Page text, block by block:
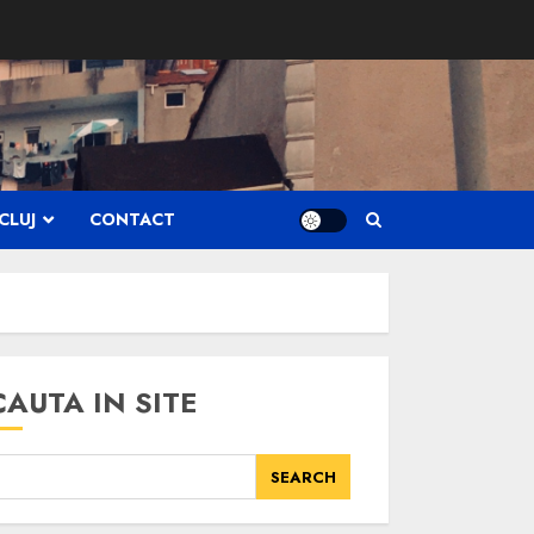
CONTACT
IN SITE
SEARCH